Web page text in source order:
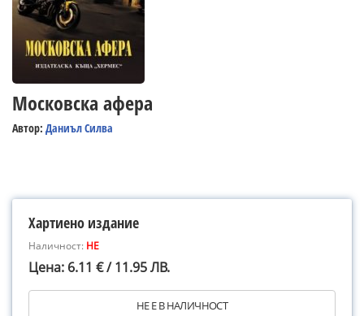
Московска афера
Автор: Даниъл Силва
Хартиено издание
Наличност: НЕ
Цена: 6.11 € / 11.95 ЛВ.
НЕ Е В НАЛИЧНОСТ